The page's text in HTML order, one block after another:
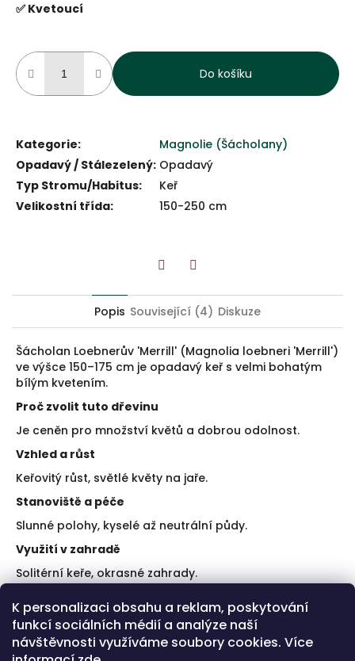
K personalizaci obsahu a reklam, poskytování
funkcí sociálních médií a analýze naší
návštěvnosti využíváme soubory cookies. Více
Do košíku
✅ Kvetoucí
Kategorie:
Magnolie (Šácholany)
Opadavý / Stálezelený: Opadavý
Typ Stromu/Habitus:
Keř
Velikostní třída: 150-250 cm
Popis Související (4) Diskuze
Šácholan Loebnerův 'Merrill' (Magnolia loebneri 'Merrill')
ve výšce 150–175 cm je opadavý keř s velmi bohatým
bílým kvetením.
Proč zvolit tuto dřevinu
Je ceněn pro množství květů a dobrou odolnost.
Vzhled a růst
Keřovitý růst, světlé květy na jaře.
Stanoviště a péče
Slunné polohy, kyselé až neutrální půdy.
Využití v zahradě
Solitérní keře, okrasné zahrady.
Zvolte chráněné místo.
Mulčujte kořenovou zónu.